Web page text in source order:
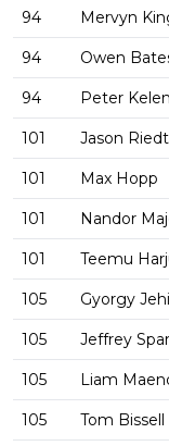
94 Mervyn
94 Owen
94 Peter
101 Jason
101 Max Hopp
101 Nandor
101 Teemu
105 Gyorgy
105 Jeffrey
105 Liam
105 Tom Bissell